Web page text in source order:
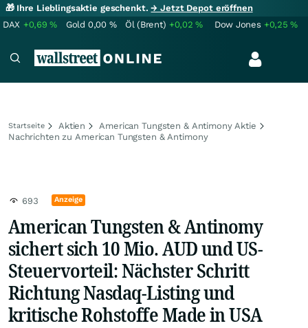
🎁 Ihre Lieblingsaktie geschenkt.→ Jetzt Depot eröffnen
DAX +0,69% Gold 0,00 % Öl (Brent) +0,02% Dow Jones +0,25%
Startseite Aktien
American Tungsten & Antimony Aktie
Nachrichten zu American Tungsten & Antimony
693 Anzeige
American Tungsten & Antinomy
sichert sich 10 Mio. AUD und US-
Steuervorteil: Nächster Schritt
Richtung Nasdaq-Listing und
kritische Rohstoffe Made in USA